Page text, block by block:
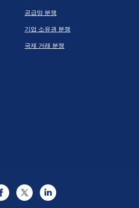
공급망 분쟁
기업 소유권 분쟁
국제 거래 분쟁